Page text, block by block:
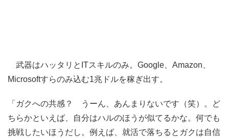
武器はハッタリとITスキルのみ。Google、Amazon、
Microsoftすらのみ込む1兆ドルを稼ぎ出す。
「ガクへの共感？ うーん、あんまりないです（笑）。ど
ちらかといえば、自分はハルのほうが似てるかな。何でも
挑戦したいほうだし。例えば、就活で落ちるとガクは自信